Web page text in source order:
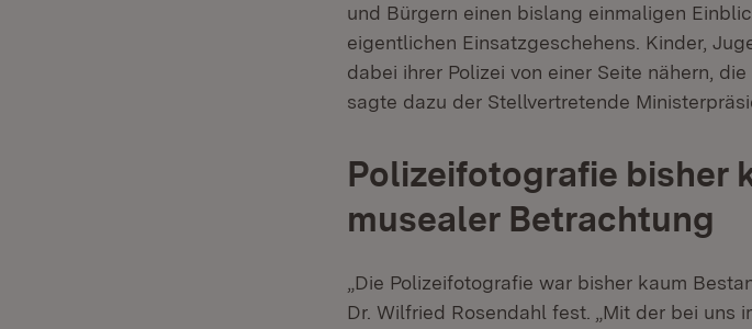
und Bürgern einen bislang einmaligen
eigentlichen Einsatzgeschehens. Kinder,
dabei ihrer Polizei von einer Seite nähern,
sagte dazu der Stellvertretende
Polizeifotografie bisher
musealer Betrachtung
„Die Polizeifotografie war bisher kaum
Dr. Wilfried Rosendahl fest. „Mit der bei uns